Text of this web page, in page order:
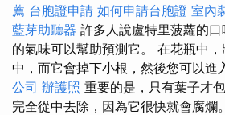
薦 台胞證申請 如何申請台胞證 室內
藍芽助聽器 許多人說盧特里菠蘿的
的氣味可以幫助預測它。 在花瓶中
中，而它會掉下小根，然後您可以進
公司 辦護照 重要的是，只有葉子才
完全從中去除，因為它很快就會腐爛